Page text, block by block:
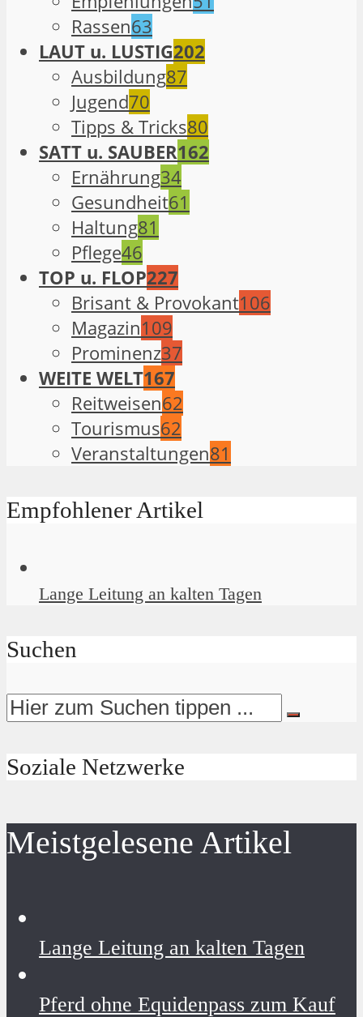
Rassen63
LAUT u. LUSTIG202
Ausbildung87
Jugend70
Tipps & Tricks80
SATT u. SAUBER162
Ernährung34
Gesundheit61
Haltung81
Pflege46
TOP u. FLOP227
Brisant & Provokant106
Magazin109
Prominenz37
WEITE WELT167
Reitweisen62
Tourismus62
Veranstaltungen81
Empfohlener Artikel
Lange Leitung an kalten Tagen
Suchen
Soziale Netzwerke
Meistgelesene Artikel
Lange Leitung an kalten Tagen
Pferd ohne Equidenpass zum Kauf